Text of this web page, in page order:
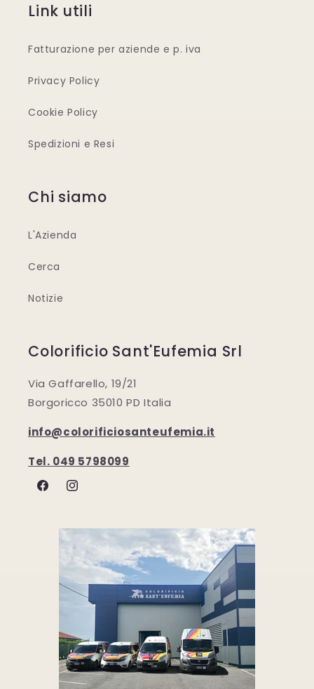
Link utili
Fatturazione per aziende e p. iva
Privacy Policy
Cookie Policy
Spedizioni e Resi
Chi siamo
L'Azienda
Cerca
Notizie
Colorificio Sant'Eufemia Srl
Via Gaffarello, 19/21
Borgoricco 35010 PD Italia
info@colorificiosanteufemia.it
Tel. 049 5798099
FacebookInstagram